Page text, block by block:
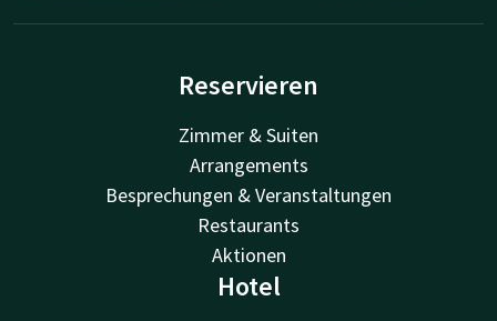
Reservieren
Zimmer & Suiten
Arrangements
Besprechungen & Veranstaltungen
Restaurants
Aktionen
Hotel